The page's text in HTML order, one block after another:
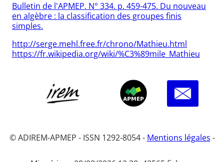
Bulletin de l'APMEP. N° 334. p. 459-475. Du nouveau
en algèbre : la classification des groupes finis
simples.
http://serge.mehl.free.fr/chrono/Mathieu.html
https://fr.wikipedia.org/wiki/%C3%89mile_Mathieu
© ADIREM-APMEP - ISSN 1292-8054 - Mentions légales -